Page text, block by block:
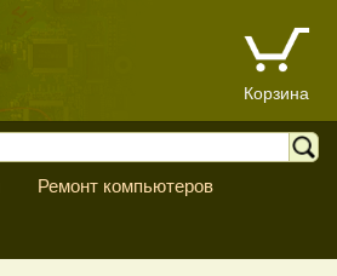
Корзина
Ремонт компьютеров